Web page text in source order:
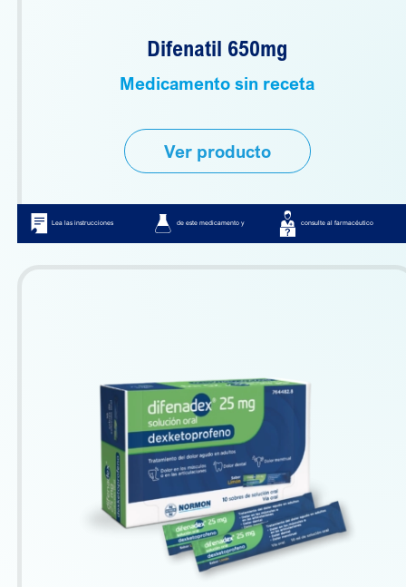
Difenatil 650mg
Medicamento sin receta
Ver producto
Lea las instrucciones de este medicamento y consulte al farmacéutico